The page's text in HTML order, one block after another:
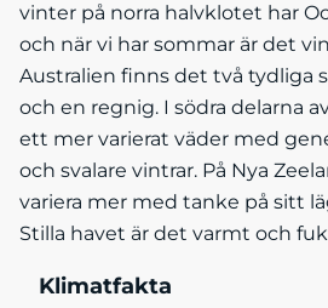
vinter på norra halvklotet har
och när vi har sommar är det
Australien finns det två tydliga
och en regnig. I södra delarna
ett mer varierat väder med
och svalare vintrar. På Nya
variera mer med tanke på sitt
Stilla havet är det varmt och
Klimatfakta